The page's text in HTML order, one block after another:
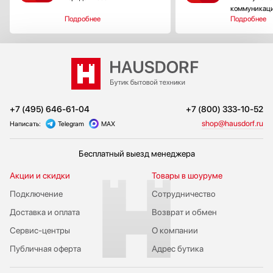
Подробнее
Подробнее
+7 (495) 646-61-04 +7 (800) 333-10-52
Написать: Telegram MAX shop@hausdorf.ru
Бесплатный выезд менеджера
Акции и скидки
Подключение
Публичная оферта
Сервис-центры
Доставка и оплата
Сотрудничество
Возврат и обмен
Товары в шоуруме
О компании
Адрес бутика